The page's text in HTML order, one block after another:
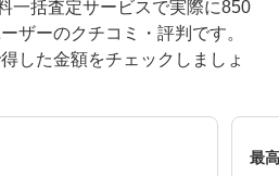
一括査定サービスで実際に850
ザーのクチコミ・評判です。
した金額をチェックしましょ
最